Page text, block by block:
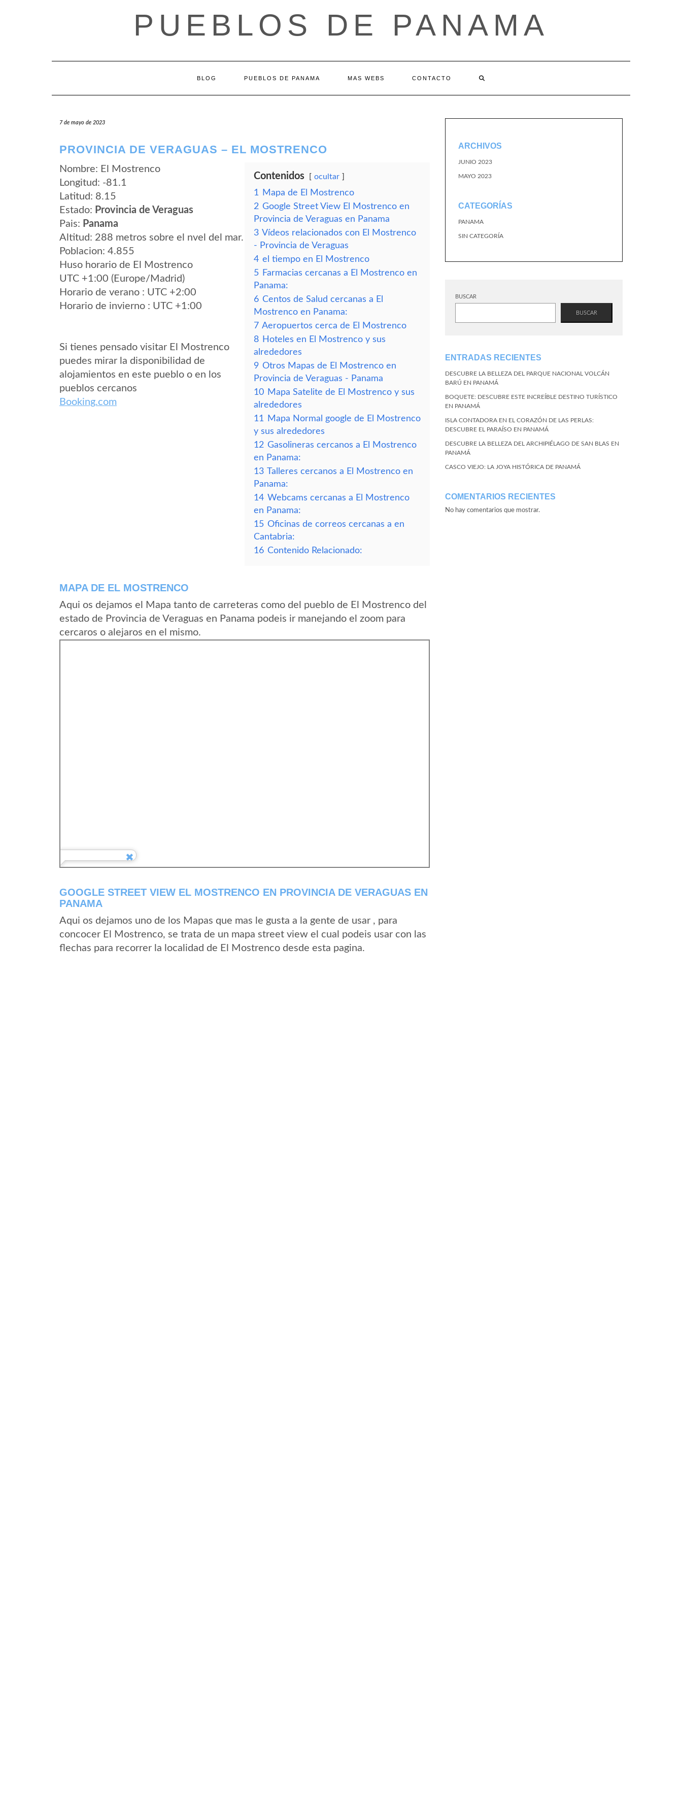
PUEBLOS DE PANAMA
BLOG PUEBLOS DE PANAMA MAS WEBS CONTACTO
7 de mayo de 2023
PROVINCIA DE VERAGUAS – EL MOSTRENCO
Nombre: El Mostrenco
Longitud: -81.1
Latitud: 8.15
Estado: Provincia de Veraguas
Pais: Panama
Altitud: 288 metros sobre el nvel del mar.
Poblacion: 4.855
Huso horario de El Mostrenco
UTC +1:00 (Europe/Madrid)
Horario de verano : UTC +2:00
Horario de invierno : UTC +1:00
Si tienes pensado visitar El Mostrenco
puedes mirar la disponibilidad de
alojamientos en este pueblo o en los
pueblos cercanos
Booking.com
Contenidos ocultar
1
Mapa de El Mostrenco
2 Google Street View El Mostrenco en
Provincia de Veraguas en Panama
3 Vídeos relacionados con El Mostrenco
- Provincia de Veraguas
4 el tiempo en El Mostrenco
5 Farmacias cercanas a El Mostrenco en
Panama:
6 Centos de Salud cercanas a El
Mostrenco en Panama:
7 Aeropuertos cerca de El Mostrenco
8 Hoteles en El Mostrenco y sus
alrededores
9 Otros Mapas de El Mostrenco en
Provincia de Veraguas - Panama
10 Mapa Satelite de El Mostrenco y sus
alrededores
11
Mapa Normal google de El Mostrenco
y sus alrededores
12 Gasolineras cercanos a El Mostrenco
en Panama:
13 Talleres cercanos a El Mostrenco en
Panama:
14 Webcams cercanas a El Mostrenco
en Panama:
15 Oficinas de correos cercanas a en
Cantabria:
16 Contenido Relacionado:
MAPA DE EL MOSTRENCO
Aqui os dejamos el Mapa tanto de carreteras como del pueblo de El Mostrenco del
estado de Provincia de Veraguas en Panama podeis ir manejando el zoom para
cercaros o alejaros en el mismo.
GOOGLE STREET VIEW EL MOSTRENCO EN PROVINCIA DE VERAGUAS EN
PANAMA
Aqui os dejamos uno de los Mapas que mas le gusta a la gente de usar , para
concocer El Mostrenco, se trata de un mapa street view el cual podeis usar con las
flechas para recorrer la localidad de El Mostrenco desde esta pagina.
ARCHIVOS
JUNIO 2023
MAYO 2023
CATEGORÍAS
PANAMA
SIN CATEGORÍA
BUSCAR
BUSCAR
ENTRADAS RECIENTES
DESCUBRE LA BELLEZA DEL PARQUE NACIONAL VOLCÁN
BARÚ EN PANAMÁ
BOQUETE: DESCUBRE ESTE INCREÍBLE DESTINO TURÍSTICO
EN PANAMÁ
ISLA CONTADORA EN EL CORAZÓN DE LAS PERLAS:
DESCUBRE EL PARAÍSO EN PANAMÁ
DESCUBRE LA BELLEZA DEL ARCHIPIÉLAGO DE SAN BLAS EN
PANAMÁ
CASCO VIEJO: LA JOYA HISTÓRICA DE PANAMÁ
COMENTARIOS RECIENTES
No hay comentarios que mostrar.